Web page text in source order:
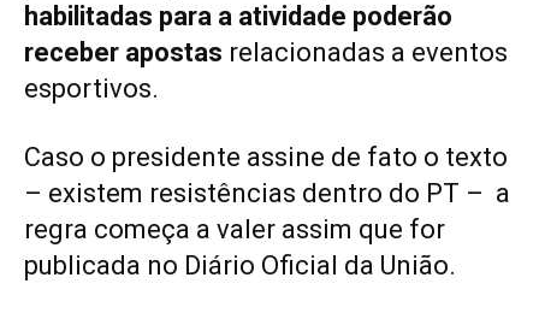
habilitadas para a atividade poderão
receber apostas relacionadas a eventos
esportivos.
Caso o presidente assine de fato o texto
– existem resistências dentro do PT – a
regra começa a valer assim que for
publicada no Diário Oficial da União.